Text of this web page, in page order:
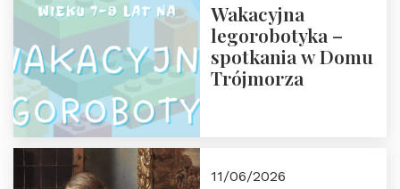
Wakacyjna
legorobotyka –
spotkania w Domu
Trójmorza
11/06/2026